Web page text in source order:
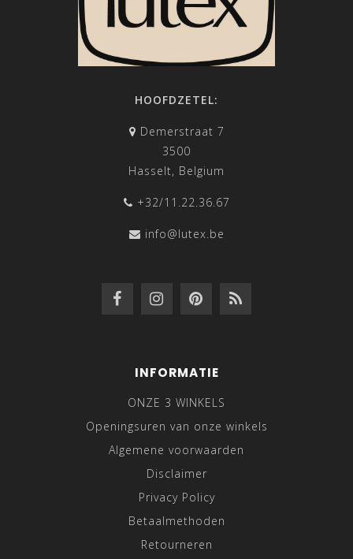
HOOFDZETEL:
Demerstraat 7
3500
Hasselt, Belgium
+32/11.22.36.67
info@lutex.be
INFORMATIE
ONZE 3 WINKELS
Openingsuren van onze winkels
Algemene voorwaarden
Disclaimer
Privacy Policy
Betaalmethoden
Retourneren